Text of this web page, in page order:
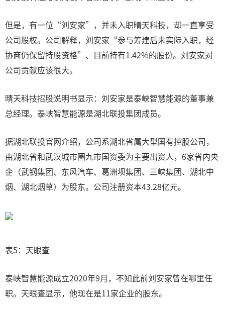
但是，有一位“刘安家”，并未入职晴天科技，却一直享受
公司股权。公司解释，刘安家“参与筹建后未实际入职，经
协商仍保留持股资格”、目前持有1.42%的股份。刘安家对
公司贡献应该很大。
晴天科技招股说明书显示：刘安家是泰峡智慧能源的董事兼
总经理。泰峡智慧能源是湖北联投集团成员。
据湖北联投官网介绍，公司系湖北省属大型国有控股公司，
由湖北省和武汉城市圈九市国资委为主要出资人，6家省内央
企（武钢集团、东风汽车、葛洲坝集团、三峡集团、湖北中
烟、湖北烟草）为股东。公司注册资本43.28亿元。
表5：天眼查
泰峡智慧能源成立2020年9月，不知此前刘安家曾在哪里任
职。天眼查显示，他现在是11家企业的股东。